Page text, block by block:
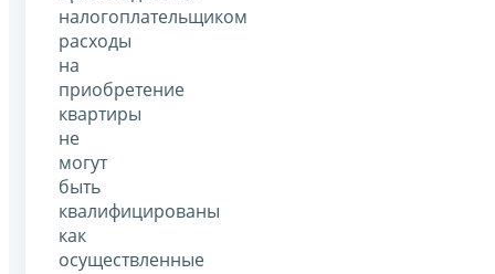
налогоплательщиком
расходы
на
приобретение
квартиры
не
могут
быть
квалифицированы
как
осуществленные